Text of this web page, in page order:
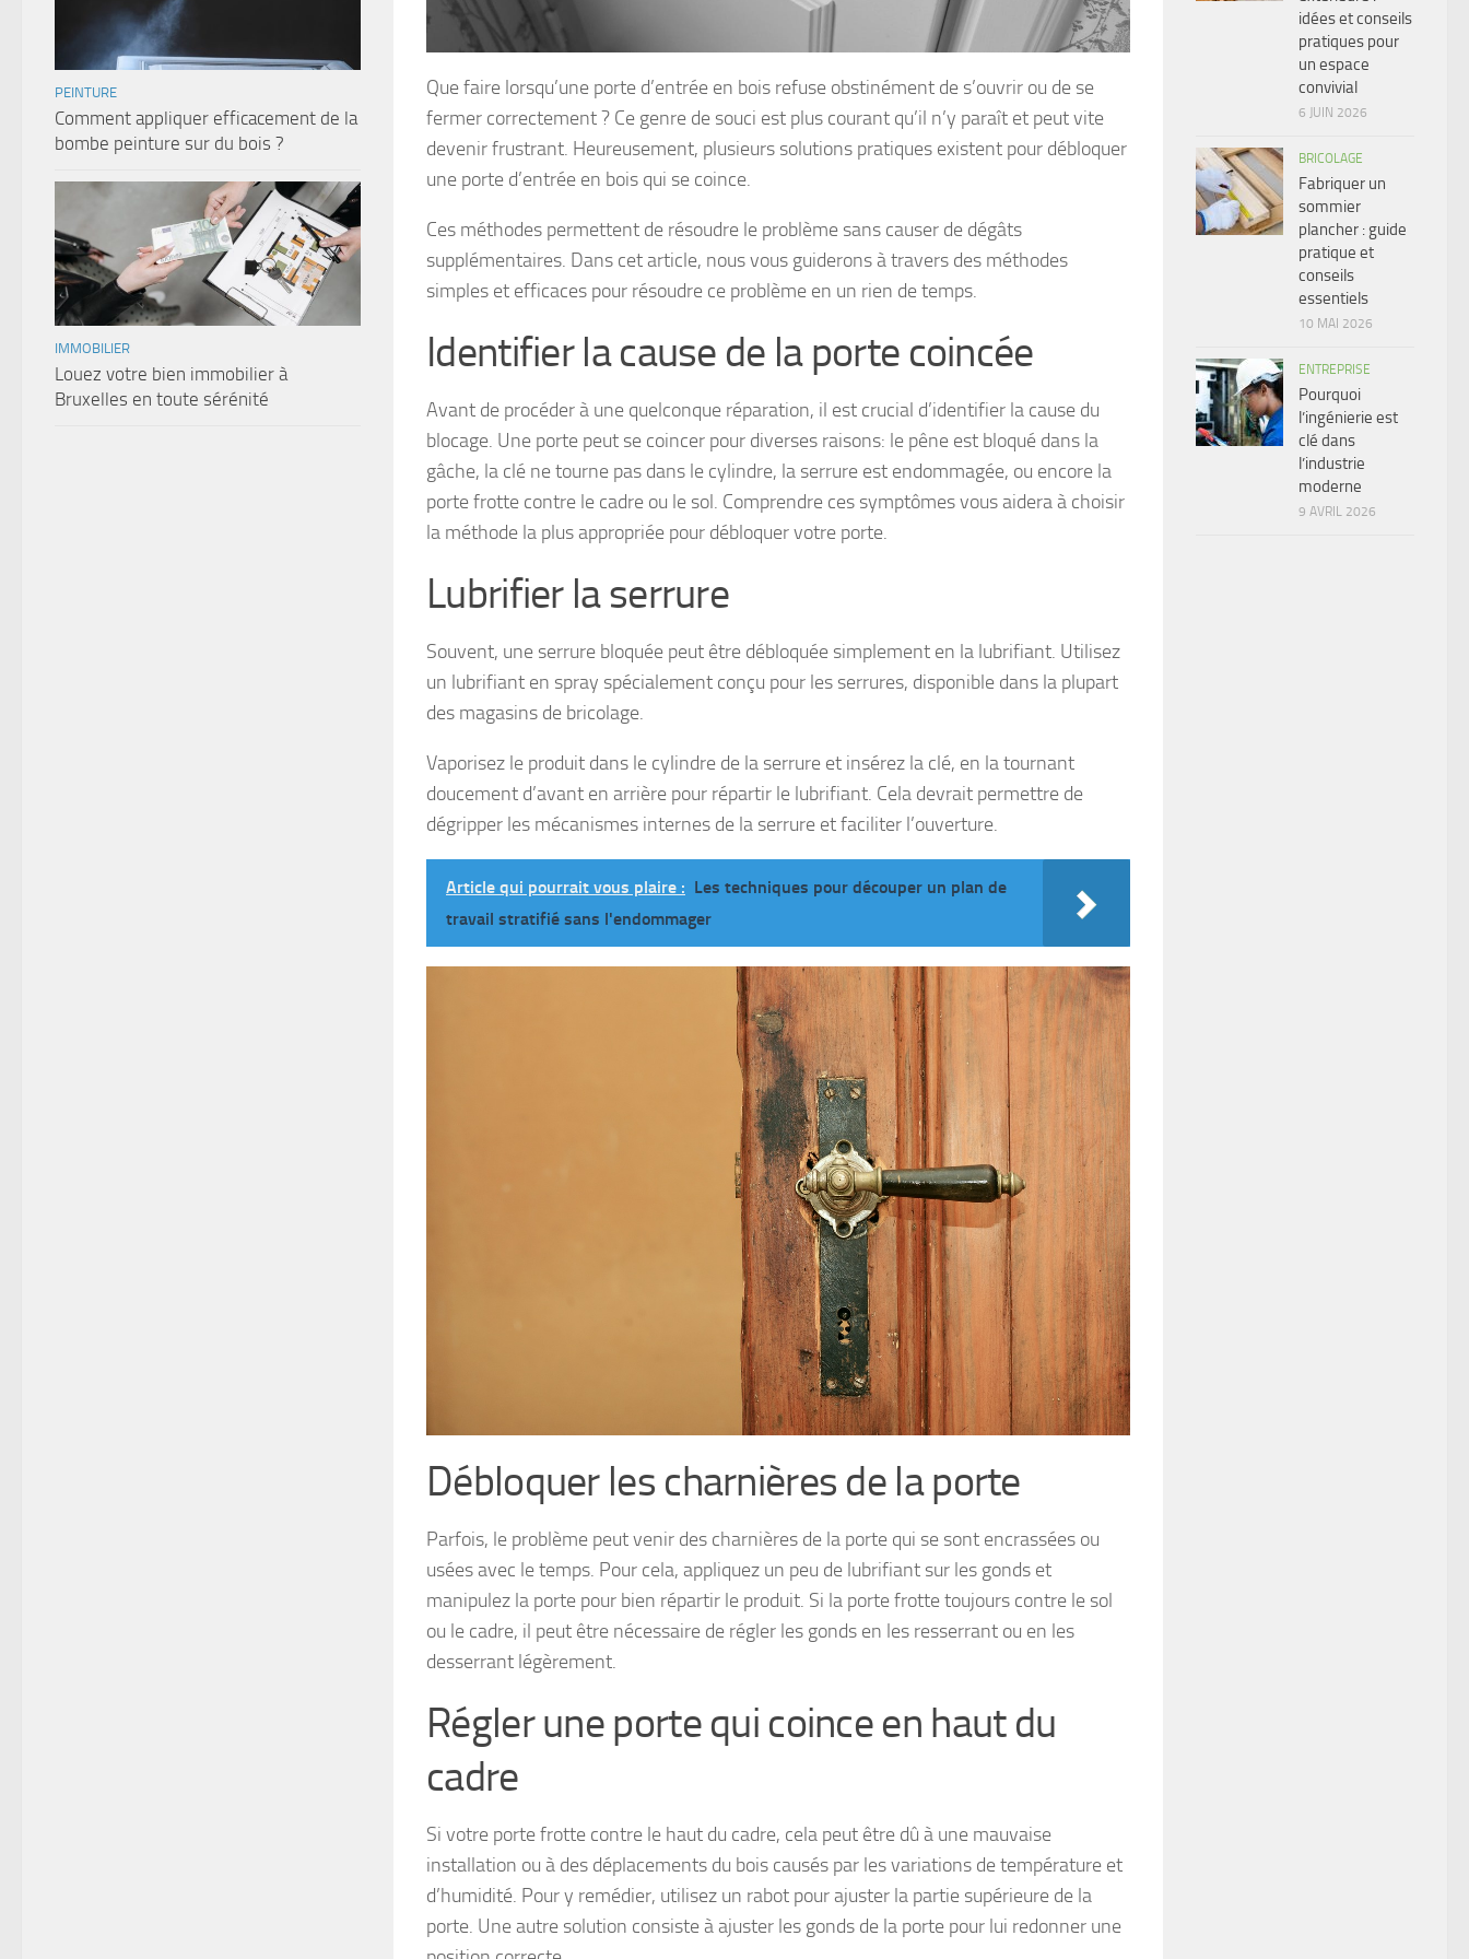
Que faire lorsqu’une porte d’entrée en bois refuse obstinément de s’ouvrir ou de se
fermer correctement ? Ce genre de souci est plus courant qu’il n’y paraît et peut vite
devenir frustrant. Heureusement, plusieurs solutions pratiques existent pour débloquer
une porte d’entrée en bois qui se coince.
Ces méthodes permettent de résoudre le problème sans causer de dégâts
supplémentaires. Dans cet article, nous vous guiderons à travers des méthodes
simples et efficaces pour résoudre ce problème en un rien de temps.
Identifier la cause de la porte coincée
Avant de procéder à une quelconque réparation, il est crucial d’identifier la cause du
blocage. Une porte peut se coincer pour diverses raisons: le pêne est bloqué dans la
gâche, la clé ne tourne pas dans le cylindre, la serrure est endommagée, ou encore la
porte frotte contre le cadre ou le sol. Comprendre ces symptômes vous aidera à choisir
la méthode la plus appropriée pour débloquer votre porte.
Lubrifier la serrure
Souvent, une serrure bloquée peut être débloquée simplement en la lubrifiant. Utilisez
un lubrifiant en spray spécialement conçu pour les serrures, disponible dans la plupart
des magasins de bricolage.
Vaporisez le produit dans le cylindre de la serrure et insérez la clé, en la tournant
doucement d’avant en arrière pour répartir le lubrifiant. Cela devrait permettre de
dégripper les mécanismes internes de la serrure et faciliter l’ouverture.
Article qui pourrait vous plaire : Les techniques pour découper un plan de
travail stratifié sans l'endommager
Débloquer les charnières de la porte
Parfois, le problème peut venir des charnières de la porte qui se sont encrassées ou
usées avec le temps. Pour cela, appliquez un peu de lubrifiant sur les gonds et
manipulez la porte pour bien répartir le produit. Si la porte frotte toujours contre le sol
ou le cadre, il peut être nécessaire de régler les gonds en les resserrant ou en les
desserrant légèrement.
Régler une porte qui coince en haut du
cadre
Si votre porte frotte contre le haut du cadre, cela peut être dû à une mauvaise
installation ou à des déplacements du bois causés par les variations de température et
d’humidité. Pour y remédier, utilisez un rabot pour ajuster la partie supérieure de la
porte. Une autre solution consiste à ajuster les gonds de la porte pour lui redonner une
PEINTURE
Comment appliquer efficacement de la
bombe peinture sur du bois ?
IMMOBILIER
Louez votre bien immobilier à
Bruxelles en toute sérénité
idées et conseils
pratiques pour
un espace
convivial
6 JUIN 2026
BRICOLAGE
Fabriquer un
sommier
plancher : guide
pratique et
conseils
essentiels
10 MAI 2026
ENTREPRISE
Pourquoi
l’ingénierie est
clé dans
l’industrie
moderne
9 AVRIL 2026